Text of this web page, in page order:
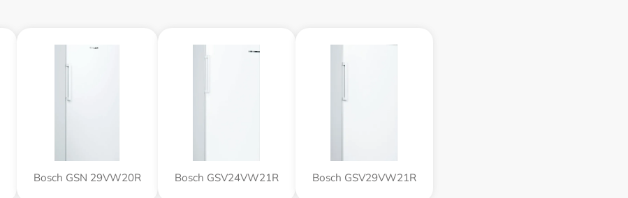
Bosch GSN 29VW20R Bosch GSV24VW21R Bosch GSV29VW21R